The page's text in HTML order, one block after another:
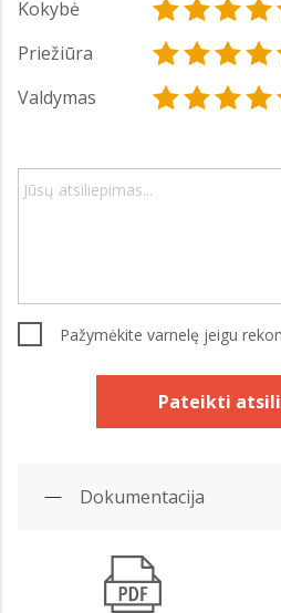
Kokybė
Priežiūra
Valdymas
Pažymėkite varnelę jeigu
Pateikti
Dokumentacija